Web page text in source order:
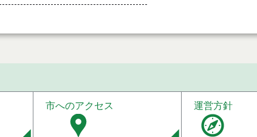
市へのアクセス 運営方針